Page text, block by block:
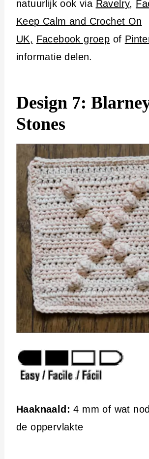
natuurlijk ook via Ravelry,
Keep Calm and Crochet On
UK, Facebook groep of
informatie delen.
Design 7:
Stones
Haaknaald:4 mm of wat
de oppervlakte